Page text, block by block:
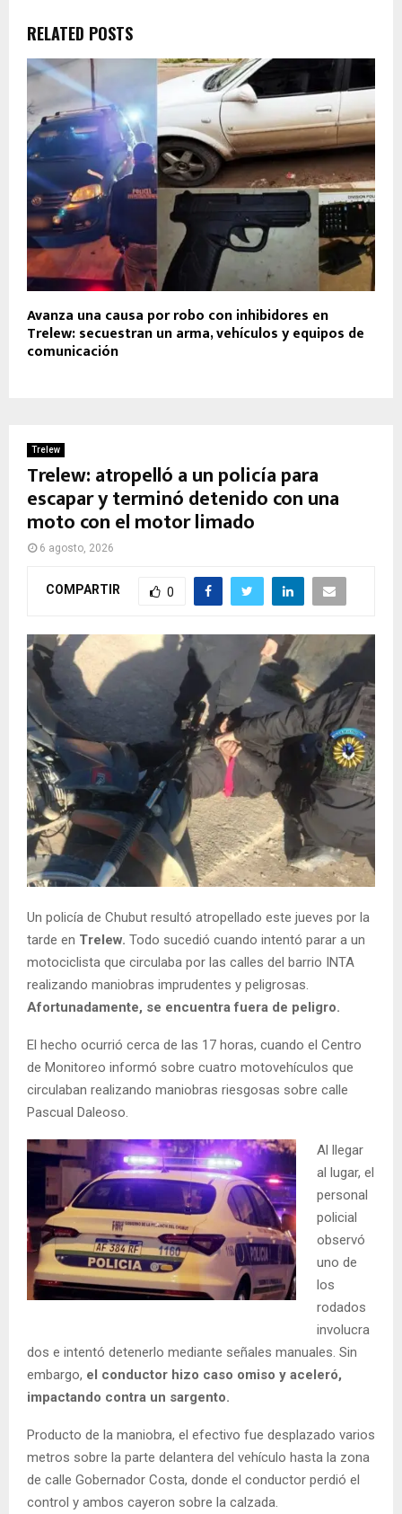
RELATED POSTS
Avanza una causa por robo con inhibidores en
Trelew: secuestran un arma, vehículos y equipos de
comunicación
Trelew
Trelew: atropelló a un policía para
escapar y terminó detenido con una
moto con el motor limado
6 agosto, 2026
COMPARTIR 0
Un policía de Chubut resultó atropellado este jueves por la
tarde en Trelew. Todo sucedió cuando intentó parar a un
motociclista que circulaba por las calles del barrio INTA
realizando maniobras imprudentes y peligrosas.
Afortunadamente, se encuentra fuera de peligro.
El hecho ocurrió cerca de las 17 horas, cuando el Centro
de Monitoreo informó sobre cuatro motovehículos que
circulaban realizando maniobras riesgosas sobre calle
Pascual Daleoso.
Al llegar
al lugar, el
personal
policial
observó
uno de
los
rodados
involucra
dos e intentó detenerlo mediante señales manuales. Sin
embargo, el conductor hizo caso omiso y aceleró,
impactando contra un sargento.
Producto de la maniobra, el efectivo fue desplazado varios
metros sobre la parte delantera del vehículo hasta la zona
de calle Gobernador Costa, donde el conductor perdió el
control y ambos cayeron sobre la calzada.